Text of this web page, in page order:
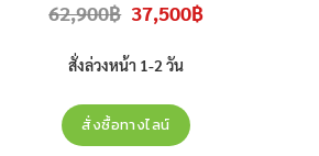
เบอร์ 5 R32 คอมเพรสเซอร์ 10 ปี
ตั้ง
62,900฿ Original
price
62,900฿.
37,500฿Current
price
สั่งล่วงหน้า 1-2 วัน
สั่งซื้อทางไลน์